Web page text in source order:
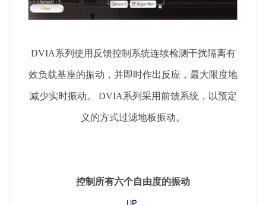
DVIA系列使用反馈控制系统连续检测干扰隔离有
效负载基座的振动，并即时作出反应，最大限度地
减少实时振动。 DVIA系列采用前馈系统，以预定
义的方式过滤地板振动。
控制所有六个自由度的振动